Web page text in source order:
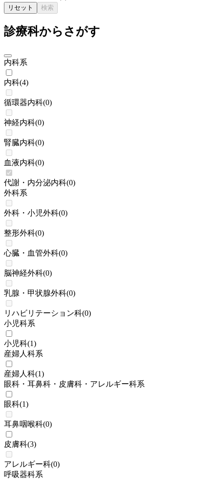
リセット 検索
診療科からさがす
内科系
内科(4)
循環器内科(0)
神経内科(0)
腎臓内科(0)
血液内科(0)
代謝・内分泌内科(0)
外科系
外科・小児外科(0)
整形外科(0)
心臓・血管外科(0)
脳神経外科(0)
乳腺・甲状腺外科(0)
リハビリテーション科(0)
小児科系
小児科(1)
産婦人科系
産婦人科(1)
眼科・耳鼻科・皮膚科・アレルギー科系
眼科(1)
耳鼻咽喉科(0)
皮膚科(3)
アレルギー科(0)
呼吸器科系